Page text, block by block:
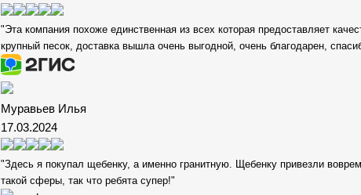
"Эта компания похоже единственная из всех которая предоставляет
крупный песок, доставка вышла очень выгодной, очень благодарен,
Муравьев Илья
17.03.2024
"Здесь я покупал щебенку, а именно гранитную. Щебенку привезли
такой сферы, так что ребята супер!"